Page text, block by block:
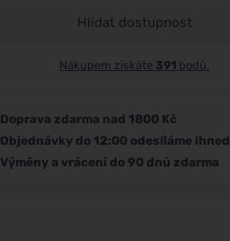
Hlídat dostupnost
Nákupem získáte 391 bodů.
Doprava zdarma nad 1800 Kč
Objednávky do 12:00 odesíláme ihned
Výměny a vrácení do 90 dnů zdarma